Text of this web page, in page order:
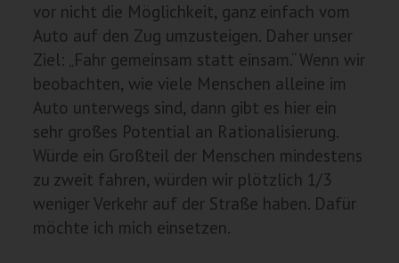
vor nicht die Möglichkeit, ganz einfach vom
Auto auf den Zug umzusteigen. Daher unser
Ziel: „Fahr gemeinsam statt einsam.“ Wenn wir
beobachten, wie viele Menschen alleine im
Auto unterwegs sind, dann gibt es hier ein
sehr großes Potential an Rationalisierung.
Würde ein Großteil der Menschen mindestens
zu zweit fahren, würden wir plötzlich 1/3
weniger Verkehr auf der Straße haben. Dafür
möchte ich mich einsetzen.